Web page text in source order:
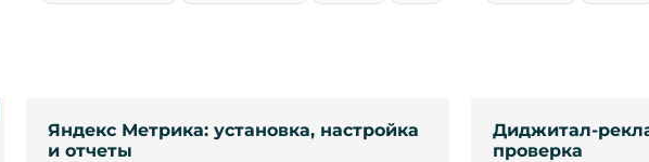
Яндекс Метрика: установка, настройка
и отчеты
Диджитал-
проверка